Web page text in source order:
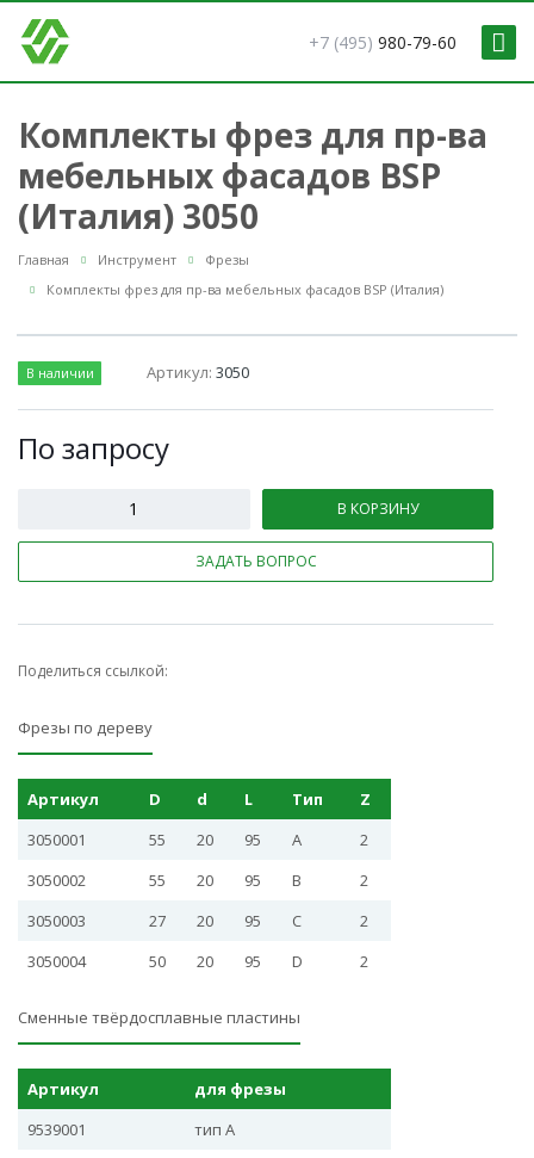
+7 (495) 980-79-60
Комплекты фрез для пр-ва
мебельных фасадов BSP
(Италия) 3050
Главная Инструмент
Фрезы
Комплекты фрез для пр-ва мебельных фасадов BSP (Италия)
В наличии Артикул:3050
По запросу
В КОРЗИНУ
ЗАДАТЬ ВОПРОС
Поделиться ссылкой:
Фрезы по дереву
Артикул D d L Тип
Z
3050001
55 20 95 А
2
3050002
55 20 95 В
2
3050003
27 20 95 С
2
3050004
50 20 95 D 2
Сменные твёрдосплавные пластины
Артикул
для фрезы
9539001
тип А